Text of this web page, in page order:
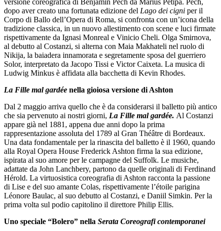
dopo aver creato una fortunata edizione del Lago dei cigni per il
Corpo di Ballo dell’Opera di Roma, si confronta con un’icona della
tradizione classica, in un nuovo allestimento con scene e luci firmate
rispettivamente da Ignasi Monreal e Vinicio Cheli. Olga Smirnova,
al debutto al Costanzi, si alterna con Maia Makhateli nel ruolo di
Nikija, la baiadera innamorata e segretamente sposa del guerriero
Solor, interpretato da Jacopo Tissi e Victor Caixeta. La musica di
Ludwig Minkus è affidata alla bacchetta di Kevin Rhodes.
La Fille mal gardée nella gioiosa versione di Ashton
Dal 2 maggio arriva quello che è da considerarsi il balletto più antico
che sia pervenuto ai nostri giorni, La Fille mal gardée. Al Costanzi
appare già nel 1881, appena due anni dopo la prima
rappresentazione assoluta del 1789 al Gran Théâtre di Bordeaux.
Una data fondamentale per la rinascita del balletto è il 1960, quando
alla Royal Opera House Frederick Ashton firma la sua edizione,
ispirata al suo amore per le campagne del Suffolk. Le musiche,
adattate da John Lanchbery, partono da quelle originali di Ferdinand
Hérold. La virtuosistica coreografia di Ashton racconta la passione
di Lise e del suo amante Colas, rispettivamente l’étoile parigina
Léonore Baulac, al suo debutto al Costanzi, e Daniil Simkin. Per la
prima volta sul podio capitolino il direttore Philip Ellis.
Uno speciale “Bolero” nella Serata Coreografi contemporanei